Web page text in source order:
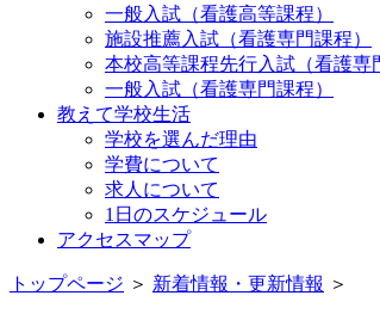
一般入試（看護高等課程）
施設推薦入試（看護専門課程）
本校高等課程先行入試（看護専
一般入試（看護専門課程）
教えて学校生活
学校を選んだ理由
学費について
求人について
1日のスケジュール
アクセスマップ
トップページ ＞ 新着情報・更新情報 ＞